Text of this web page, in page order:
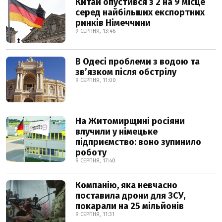
серед найбільших експортних
ринків Німеччини
9 СЕРПНЯ, 13:46
В Одесі проблеми з водою та
звʼязком після обстрілу
9 СЕРПНЯ, 11:00
На Житомирщині росіяни
влучили у німецьке
підприємство: воно зупинило
роботу
9 СЕРПНЯ, 17:40
Компанію, яка невчасно
поставила дрони для ЗСУ,
покарали на 25 мільйонів
9 СЕРПНЯ, 11:31